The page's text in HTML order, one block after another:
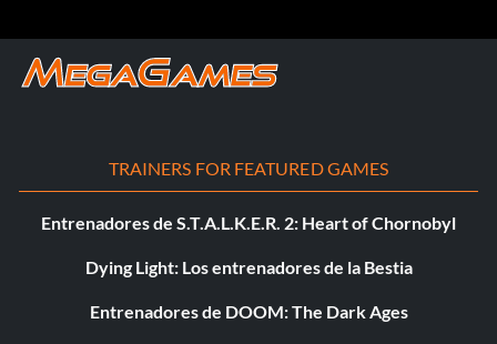
TRAINERS FOR FEATURED GAMES
Entrenadores de S.T.A.L.K.E.R. 2: Heart of Chornobyl
Dying Light: Los entrenadores de la Bestia
Entrenadores de DOOM: The Dark Ages